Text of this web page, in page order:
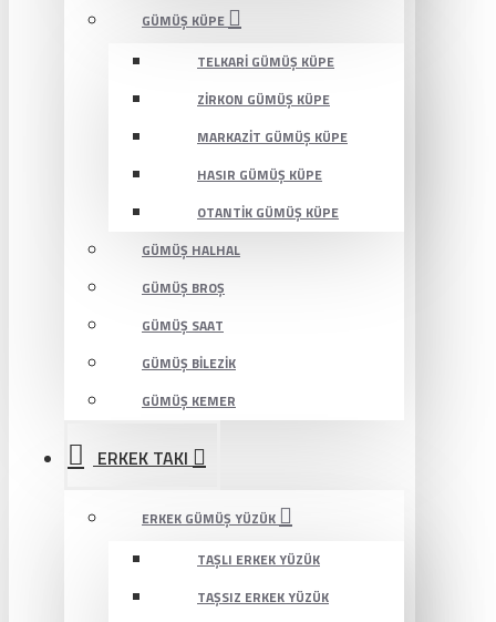
GÜMÜŞ KÜPE
TELKARI GÜMÜŞ KÜPE
ZIRKON GÜMÜŞ KÜPE
MARKAZIT GÜMÜŞ KÜPE
HASIR GÜMÜŞ KÜPE
OTANTIK GÜMÜŞ KÜPE
GÜMÜŞ HALHAL
GÜMÜŞ BROŞ
GÜMÜŞ SAAT
GÜMÜŞ BILEZIK
GÜMÜŞ KEMER
ERKEK TAKI
ERKEK GÜMÜŞ YÜZÜK
TAŞLI ERKEK YÜZÜK
TAŞSIZ ERKEK YÜZÜK